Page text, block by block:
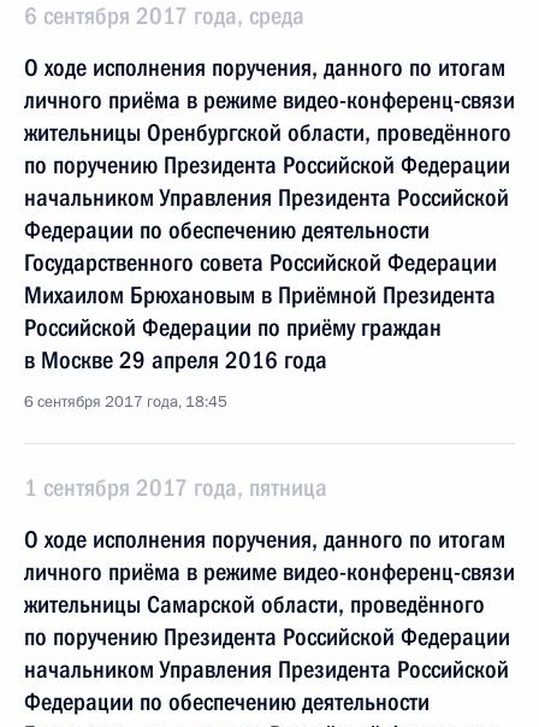
6 сентября 2017 года, среда
О ходе исполнения поручения, данного по итогам
личного приёма в режиме видео-конференц-связи
жительницы Оренбургской области, проведённого
по поручению Президента Российской Федерации
начальником Управления Президента Российской
Федерации по обеспечению деятельности
Государственного совета Российской Федерации
Михаилом Брюхановым в Приёмной Президента
Российской Федерации по приёму граждан
в Москве 29 апреля 2016 года
6 сентября 2017 года, 18:45
1 сентября 2017 года, пятница
О ходе исполнения поручения, данного по итогам
личного приёма в режиме видео-конференц-связи
жительницы Самарской области, проведённого
по поручению Президента Российской Федерации
начальником Управления Президента Российской
Федерации по обеспечению деятельности